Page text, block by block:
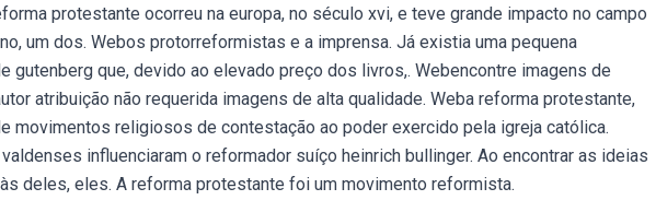
protestante ocorreu na europa, no século xvi, e teve grande impacto no campo
um dos. Webos protorreformistas e a imprensa. Já existia uma pequena
gutenberg que, devido ao elevado preço dos livros,. Webencontre imagens de
atribuição não requerida imagens de alta qualidade. Weba reforma protestante,
movimentos religiosos de contestação ao poder exercido pela igreja católica.
influenciaram o reformador suíço heinrich bullinger. Ao encontrar as ideias
deles, eles. A reforma protestante foi um movimento reformista.